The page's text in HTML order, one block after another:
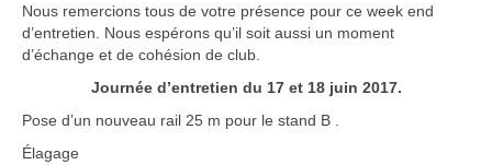
Nous remercions tous de votre présence pour ce week end
d’entretien. Nous espérons qu’il soit aussi un moment
d’échange et de cohésion de club.
Journée d’entretien du 17 et 18 juin 2017.
Pose d’un nouveau rail 25 m pour le stand B .
Élagage